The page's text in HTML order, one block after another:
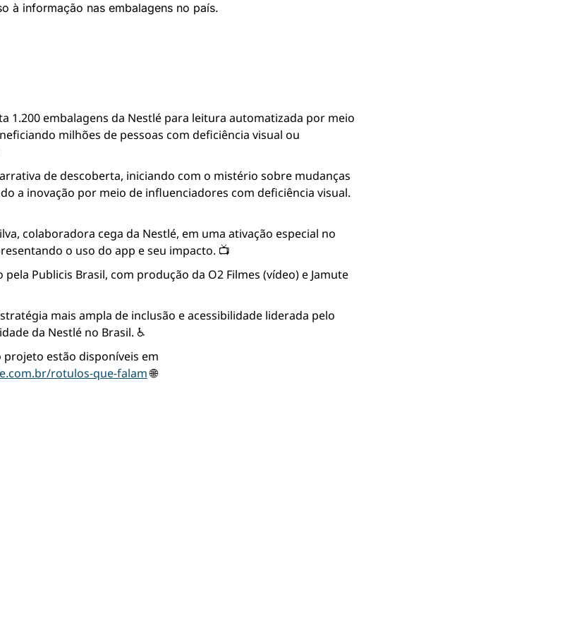
à informação nas embalagens no país.
1.200 embalagens da Nestlé para leitura automatizada por meio
milhões de pessoas com deficiência visual ou
de descoberta, iniciando com o mistério sobre mudanças
a inovação por meio de influenciadores com deficiência visual.
colaboradora cega da Nestlé, em uma ativação especial no
o uso do app e seu impacto. 📺
Publicis Brasil, com produção da O2 Filmes (vídeo) e Jamute
mais ampla de inclusão e acessibilidade liderada pelo
da Nestlé no Brasil. ♿
rotulos-que-falam 🌐